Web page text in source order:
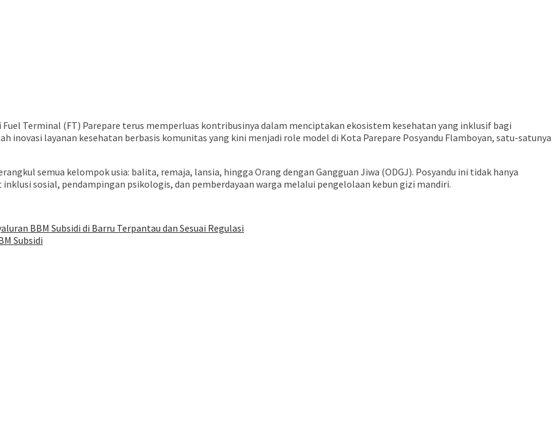
Fuel Terminal (FT) Parepare terus memperluas kontribusinya dalam menciptakan ekosistem kesehatan yang inklusif bagi
inovasi layanan kesehatan berbasis komunitas yang kini menjadi role model di Kota Parepare Posyandu Flamboyan, satu-satunya
semua kelompok usia: balita, remaja, lansia, hingga Orang dengan Gangguan Jiwa (ODGJ). Posyandu ini tidak hanya
sosial, pendampingan psikologis, dan pemberdayaan warga melalui pengelolaan kebun gizi mandiri.
BBM Subsidi di Barru Terpantau dan Sesuai Regulasi
Subsidi